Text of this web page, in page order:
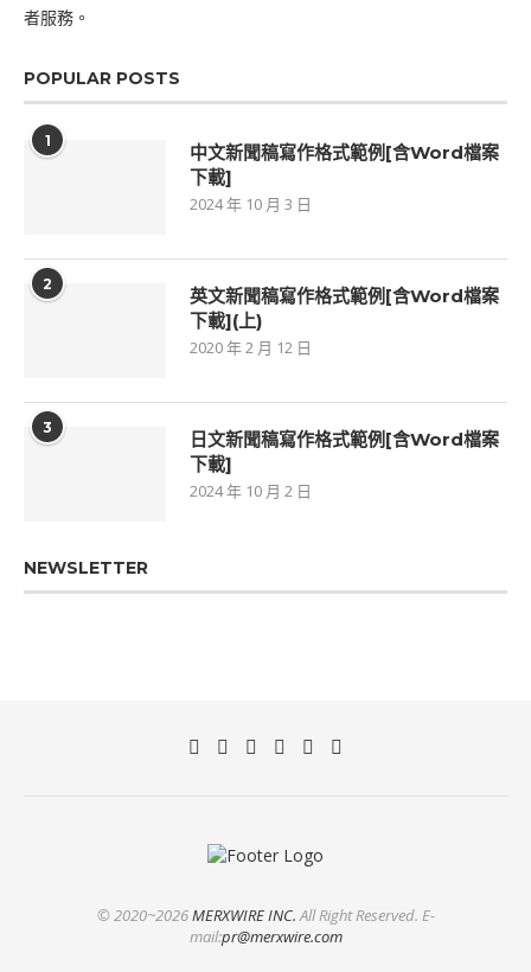
者服務。
POPULAR POSTS
1
中文新聞稿寫作格式範例[含Word檔案
下載]
2024 年 10 月 3 日
2
英文新聞稿寫作格式範例[含Word檔案
下載](上)
2020 年 2 月 12 日
3
日文新聞稿寫作格式範例[含Word檔案
下載]
2024 年 10 月 2 日
NEWSLETTER
© 2020~2026MERXWIRE INC.All Right Reserved. E-
mail:pr@merxwire.com